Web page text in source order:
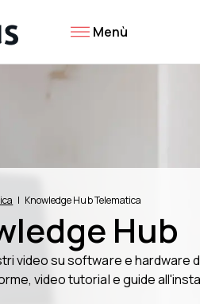
Menù
Knowledge Hub Telematica
Hub
video su software e hardware
video tutorial e guide